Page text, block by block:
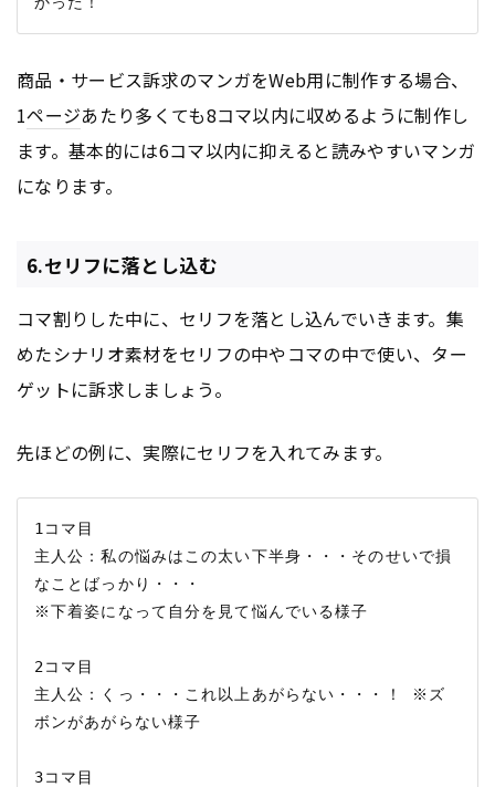
商品・サービス訴求のマンガをWeb用に制作する場合、
1ページあたり多くても8コマ以内に収めるように制作し
ます。基本的には6コマ以内に抑えると読みやすいマンガ
になります。
6.セリフに落とし込む
コマ割りした中に、セリフを落とし込んでいきます。集
めたシナリオ素材をセリフの中やコマの中で使い、ター
ゲットに訴求しましょう。
先ほどの例に、実際にセリフを入れてみます。
1コマ目
主人公：私の悩みはこの太い下半身・・・そのせいで損
なことばっかり・・・
※下着姿になって自分を見て悩んでいる様子
2コマ目
主人公：くっ・・・これ以上あがらない・・・！ ※ズ
ボンがあがらない様子
3コマ目